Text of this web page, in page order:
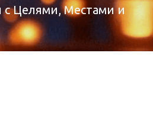
с Целями, Местами и